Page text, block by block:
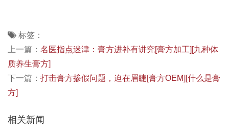
标签：
上一篇： 名医指点迷津：膏方进补有讲究[膏方加工][九种体
质养生膏方]
下一篇： 打击膏方掺假问题，迫在眉睫[膏方OEM][什么是膏
方]
相关新闻